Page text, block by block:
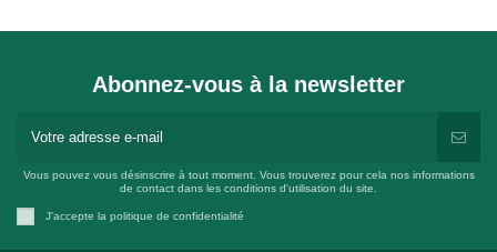
Abonnez-vous à la newsletter
Vous pouvez vous désinscrire à tout moment. Vous trouverez pour cela nos informations
de contact dans les conditions d'utilisation du site.
J'accepte la politique de confidentialité